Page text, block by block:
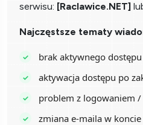
serwisu: [Raclawice.NET]
Najczęstsze tematy
brak aktywnego
aktywacja dostępu po
problem z logowaniem /
zmiana e-maila w koncie